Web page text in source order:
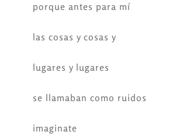
porque antes para mí
las cosas y cosas y
lugares y lugares
se llamaban como ruidos
imaginate